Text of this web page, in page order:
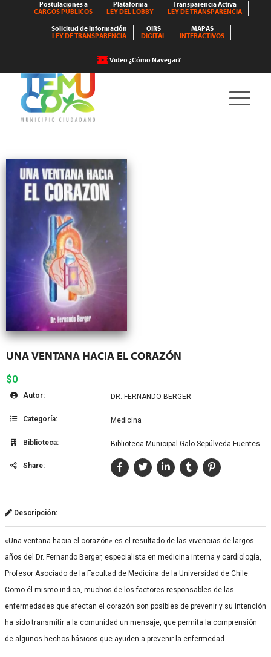
Postulaciones a
CARGOS PÚBLICOS
Plataforma
LEY DEL LOBBY
Transparencia Activa
LEY DE TRANSPARENCIA
Solicitud de Información
LEY DE TRANSPARENCIA
OIRS
DIGITAL
MAPAS
INTERACTIVOS
Video ¿Cómo Navegar?
UNA VENTANA HACIA EL CORAZÓN
$0
Autor: DR. FERNANDO BERGER
Categoría: Medicina
Biblioteca: Biblioteca Municipal Galo Sepúlveda Fuentes
Share:
Descripción:
«Una ventana hacia el corazón» es el resultado de las vivencias de largos
años del Dr. Fernando Berger, especialista en medicina interna y cardiología,
Profesor Asociado de la Facultad de Medicina de la Universidad de Chile.
Como él mismo indica, muchos de los factores responsables de las
enfermedades que afectan el corazón son posibles de prevenir y su intención
ha sido transmitir a la comunidad un mensaje, que permita la comprensión
de algunos hechos básicos que ayuden a prevenir la enfermedad.